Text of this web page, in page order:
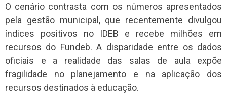
O cenário contrasta com os números apresentados
pela gestão municipal, que recentemente divulgou
índices positivos no IDEB e recebe milhões em
recursos do Fundeb. A disparidade entre os dados
oficiais e a realidade das salas de aula expõe
fragilidade no planejamento e na aplicação dos
recursos destinados à educação.